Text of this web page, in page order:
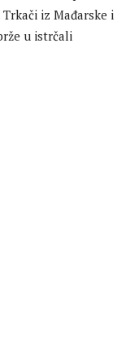
iz Mađarske i
u istrčali